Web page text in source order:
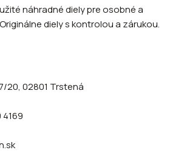
náhradné diely pre osobné a
diely s kontrolou a zárukou.
20, 02801 Trstená
4169